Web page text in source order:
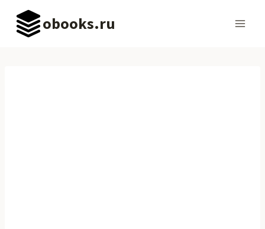
Перейти
содержимому
obooks.ru